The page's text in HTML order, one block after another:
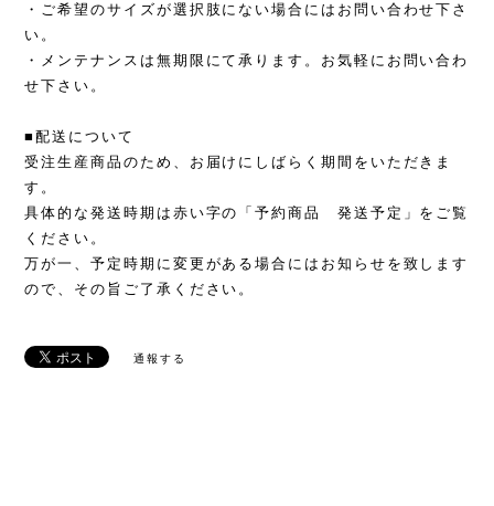
・ご希望のサイズが選択肢にない場合にはお問い合わせ下さ
い。
・メンテナンスは無期限にて承ります。お気軽にお問い合わ
せ下さい。
■配送について
受注生産商品のため、お届けにしばらく期間をいただきま
す。
具体的な発送時期は赤い字の「予約商品 発送予定」をご覧
ください。
万が一、予定時期に変更がある場合にはお知らせを致します
ので、その旨ご了承ください。
通報する